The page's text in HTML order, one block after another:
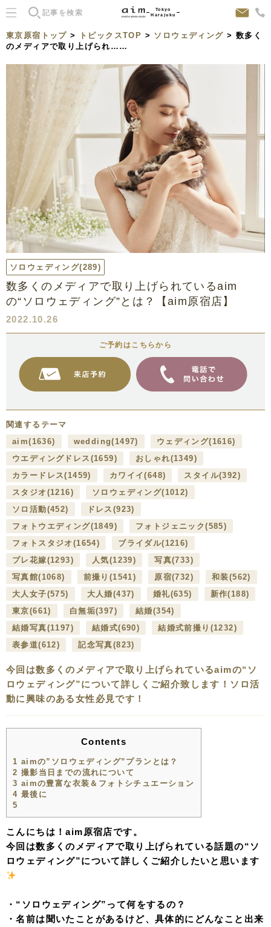
Tokyo
Harajuku
東京原宿トップ > トピックスTOP > ソロウェディング > 数多く
のメディアで取り上げられ……
ソロウェディング(289)
数多くのメディアで取り上げられているaim
の“ソロウェディング”とは？【aim原宿店】
2022.10.26
ご予約はこちらから
関連するテーマ
aim(1636) wedding(1497) ウェディング(1616)
ウエディングドレス (1659) おしゃれ(1349)
カラードレス(1459) カワイイ(648) スタイル(392)
スタジオ (1216) ソロウェディング(1012)
ソロ活動(452) ドレス (923)
フォトウエディング(1849) フォトジェニック(585)
フォトスタジオ (1654) ブライダル(1216)
プレ花嫁(1293) 人気(1239) 写真(733)
写真館(1068) 前撮り (1541) 原宿(732) 和装(562)
大人女子(575) 大人婚(437) 婚礼(635) 新作(188)
東京(661) 白無垢(397) 結婚(354)
結婚写真(1197) 結婚式(690) 結婚式前撮り (1232)
表参道(612) 記念写真(823)
今回は数多くのメディアで取り上げられているaimの“ソ
ロウェディング”について詳しくご紹介致します！ソロ活
動に興味のある女性必見です！
Contents
1 aimの”ソロウェディング”プランとは？
2 撮影当日までの流れについて
3 aimの豊富な衣装＆フォトシチュエーション
4 最後に
5
こんにちは！aim原宿店です。
今回は数多くのメディアで取り上げられている話題の“ソ
ロウェディング”について詳しくご紹介したいと思います
・“ソロウェディング”って何をするの？
・名前は聞いたことがあるけど、具体的にどんなこと出来